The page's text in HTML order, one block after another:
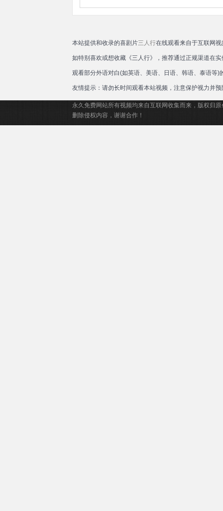
本站提供和收录的喜剧片三人行在线观看来自于互联网
如特别喜欢或想收藏《三人行》，推荐通过正规渠道在
观看部分外语对白(如英语、美语、日语、韩语、泰语等
友情提示：请勿长时间观看本站视频，注意保护视力并预
永久免费网站所有视频均来自互联网收集而来，版权归
删除侵权内容，谢谢合作！